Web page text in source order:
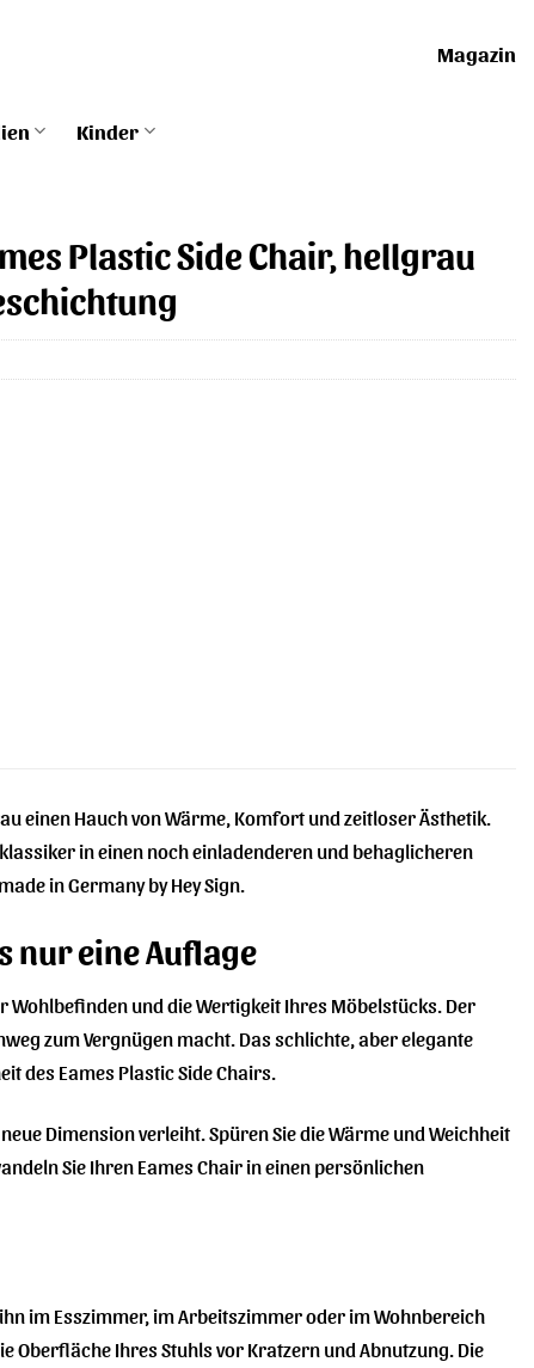
Magazin
Kinder
Plastic Side Chair, hellgrau
einen Hauch von Wärme, Komfort und zeitloser Ästhetik.
in einen noch einladenderen und behaglicheren
in Germany by Hey Sign.
nur eine Auflage
Wohlbefinden und die Wertigkeit Ihres Möbelstücks. Der
zum Vergnügen macht. Das schlichte, aber elegante
des Eames Plastic Side Chairs.
Dimension verleiht. Spüren Sie die Wärme und Weichheit
Sie Ihren Eames Chair in einen persönlichen
im Esszimmer, im Arbeitszimmer oder im Wohnbereich
Ihres Stuhls vor Kratzern und Abnutzung. Die